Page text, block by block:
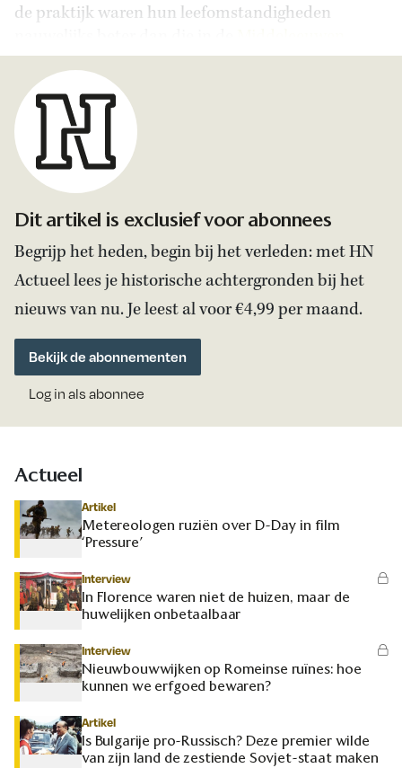
de praktijk waren hun leefomstandigheden
Dit artikel is exclusief voor abonnees
Begrijp het heden, begin bij het verleden: met HN
Actueel lees je historische achtergronden bij het
nieuws van nu. Je leest al voor €4,99 per maand.
Bekijk de abonnementen
Log in als abonnee
Actueel
Artikel
Metereologen ruziën over D-Day in film
‘Pressure’
Interview
In Florence waren niet de huizen, maar de
huwelijken onbetaalbaar
Interview
Nieuwbouwwijken op Romeinse ruïnes: hoe
kunnen we erfgoed bewaren?
Artikel
Is Bulgarije pro-Russisch? Deze premier wilde
van zijn land de zestiende Sovjet-staat maken